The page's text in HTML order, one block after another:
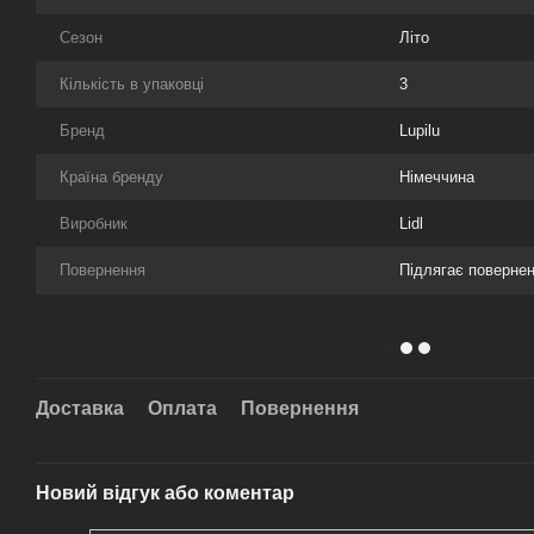
Сезон Літо
Кількість в упаковці 3
Бренд Lupilu
Країна бренду Німеччина
Виробник Lidl
Повернення Підлягає
Доставка Оплата Повернення
Новий відгук або коментар